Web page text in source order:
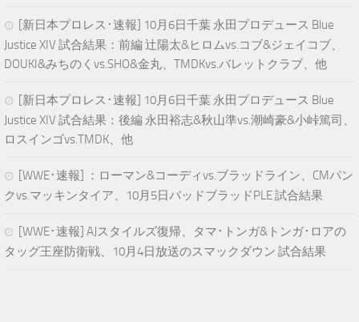
[新日本プロレス･速報] 10月6日千葉 永田プロデュース Blue
Justice XIV 試合結果：前編 辻陽太&ヒロムvs.コブ&ジェイコブ、
DOUKI&みちのくvs.SHO&金丸、TMDKvs.バレットクラブ、他
[新日本プロレス･速報] 10月6日千葉 永田プロデュース Blue
Justice XIV 試合結果：後編 永田裕志&秋山準vs.潮崎豪&小峠篤司、
ロスインゴvs.TMDK、他
[WWE･速報] ：ローマン&コーディvs.ブラッドライン、CMパン
クvs.マッキンタイア、10月5日バッドブラッドPLE 試合結果
[WWE･速報] AJスタイルズ復帰、タマ･トンガ&トンガ･ロアの
タッグ王座防衛戦、10月4日放送のスマックダウン 試合結果